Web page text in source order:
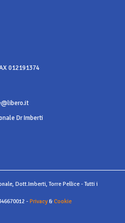
012191374
Dr Imberti
Dott.Imberti, Torre Pellice - Tutti i
- Privacy&Cookie